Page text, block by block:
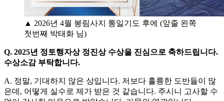
▲ 2026년 4월 봉림사지 통일기도 후에 (앞줄 왼쪽
첫번째 박태화 님)
Q. 2025년 정토행자상 정진상 수상을 진심으로 축하드립니다.
수상소감 부탁합니다.
A. 정말, 기대하지 않은 상입니다. 저보다 훌륭한 도반들이 많
은데, 어떻게 실수로 제가 받은 것 같습니다. 주시니 고사할 수